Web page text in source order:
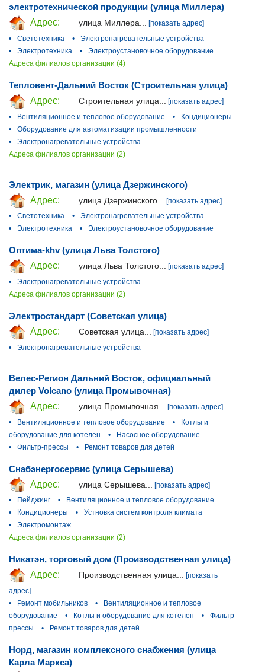
электротехнической продукции (улица Миллера)
Адрес:
улица Миллера...
[показать адрес]
•
Светотехника •
Электронагревательные устройства
•
Электротехника •
Электроустановочное оборудование
Адреса филиалов организации (4)
Тепловент-Дальний Восток (Строительная улица)
Адрес:
Строительная улица...
[показать адрес]
•
Вентиляционное и тепловое оборудование •
Кондиционеры
•
Оборудование для автоматизации промышленности
•
Электронагревательные устройства
Адреса филиалов организации (2)
Электрик, магазин (улица Дзержинского)
Адрес:
улица Дзержинского...
[показать адрес]
•
Светотехника •
Электронагревательные устройства
•
Электротехника • Электроустановочное оборудование
Оптима-khv (улица Льва Толстого)
Адрес:
улица Льва Толстого... [показать адрес]
•
Электронагревательные устройства
Адреса филиалов организации (2)
Электростандарт (Советская улица)
Адрес:
Советская улица...
[показать адрес]
•
Электронагревательные устройства
Велес-Регион Дальний Восток, официальный
дилер Volcano (улица Промывочная)
Адрес:
улица Промывочная...
[показать адрес]
•
Вентиляционное и тепловое оборудование •
Котлы и
оборудование для котелен
•
Насосное оборудование
•
Фильтр-прессы • Ремонт товаров для детей
Снабэнергосервис (улица Серышева)
Адрес:
улица Серышева...
[показать адрес]
•
Пейджинг •
Вентиляционное и тепловое оборудование
•
Кондиционеры •
Устновка систем контроля климата
•
Электромонтаж
Адреса филиалов организации (2)
Никатэн, торговый дом (Производственная улица)
Адрес:
Производственная улица... [показать
адрес]
•
Ремонт мобильников •
Вентиляционное и тепловое
оборудование
• Котлы и оборудование для котелен •
Фильтр-
прессы
• Ремонт товаров для детей
Норд, магазин комплексного снабжения (улица
Карла Маркса)